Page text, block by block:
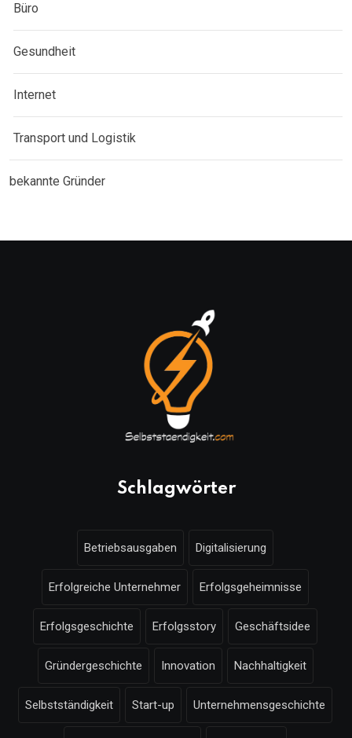
Büro
Gesundheit
Internet
Transport und Logistik
bekannte Gründer
Schlagwörter
Betriebsausgaben Digitalisierung
Erfolgreiche Unternehmer Erfolgsgeheimnisse
Erfolgsgeschichte Erfolgsstory Geschäftsidee
Gründergeschichte Innovation Nachhaltigkeit
Selbstständigkeit Start-up Unternehmensgeschichte